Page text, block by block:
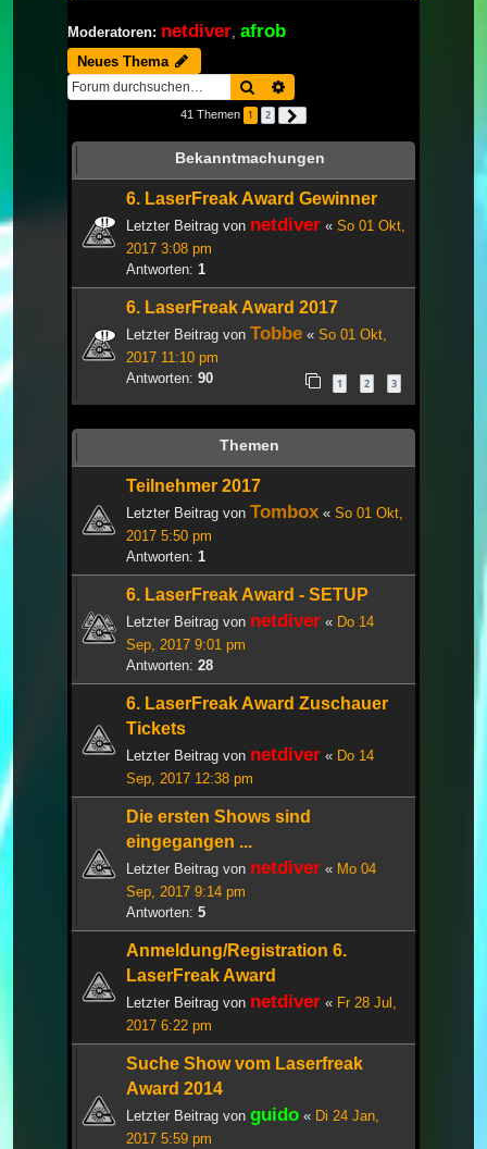
Moderatoren: netdiver afrob
Neues Thema
Suche
41 Themen 1 2
Bekanntmachungen
6. LaserFreak Award Gewinner
Letzter Beitrag von netdiver « So 01 Okt,
2017 3:08 pm
Antworten: 1
6. LaserFreak Award 2017
Letzter Beitrag von Tobbe « So 01 Okt,
2017 11:10 pm
Antworten: 90 1 2 3
Themen
Teilnehmer 2017
Letzter Beitrag von Tombox « So 01 Okt,
2017 5:50 pm
Antworten: 1
6. LaserFreak Award - SETUP
Letzter Beitrag von netdiver « Do 14
Sep, 2017 9:01 pm
Antworten: 28
6. LaserFreak Award Zuschauer
Tickets
Letzter Beitrag von netdiver « Do 14
Sep, 2017 12:38 pm
Die ersten Shows sind
eingegangen ...
Letzter Beitrag von netdiver « Mo 04
Sep, 2017 9:14 pm
Antworten: 5
Anmeldung/Registration 6.
LaserFreak Award
Letzter Beitrag von netdiver « Fr 28 Jul,
2017 6:22 pm
Suche Show vom Laserfreak
Award 2014
Letzter Beitrag von guido « Di 24 Jan,
2017 5:59 pm